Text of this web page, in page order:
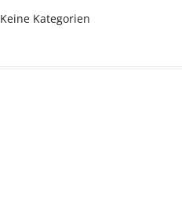
Keine Kategorien